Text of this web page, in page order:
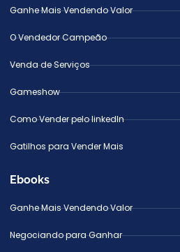
Ganhe Mais Vendendo Valor
O Vendedor Campeão
Venda de Serviços
Gameshow
Como Vender pelo linkedIn
Gatilhos para Vender Mais
Ebooks
Ganhe Mais Vendendo Valor
Negociando para Ganhar